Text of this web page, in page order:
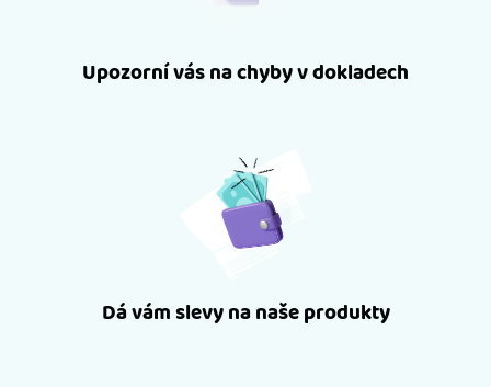
Upozorní vás na chyby v dokladech
Dá vám slevy na naše produkty